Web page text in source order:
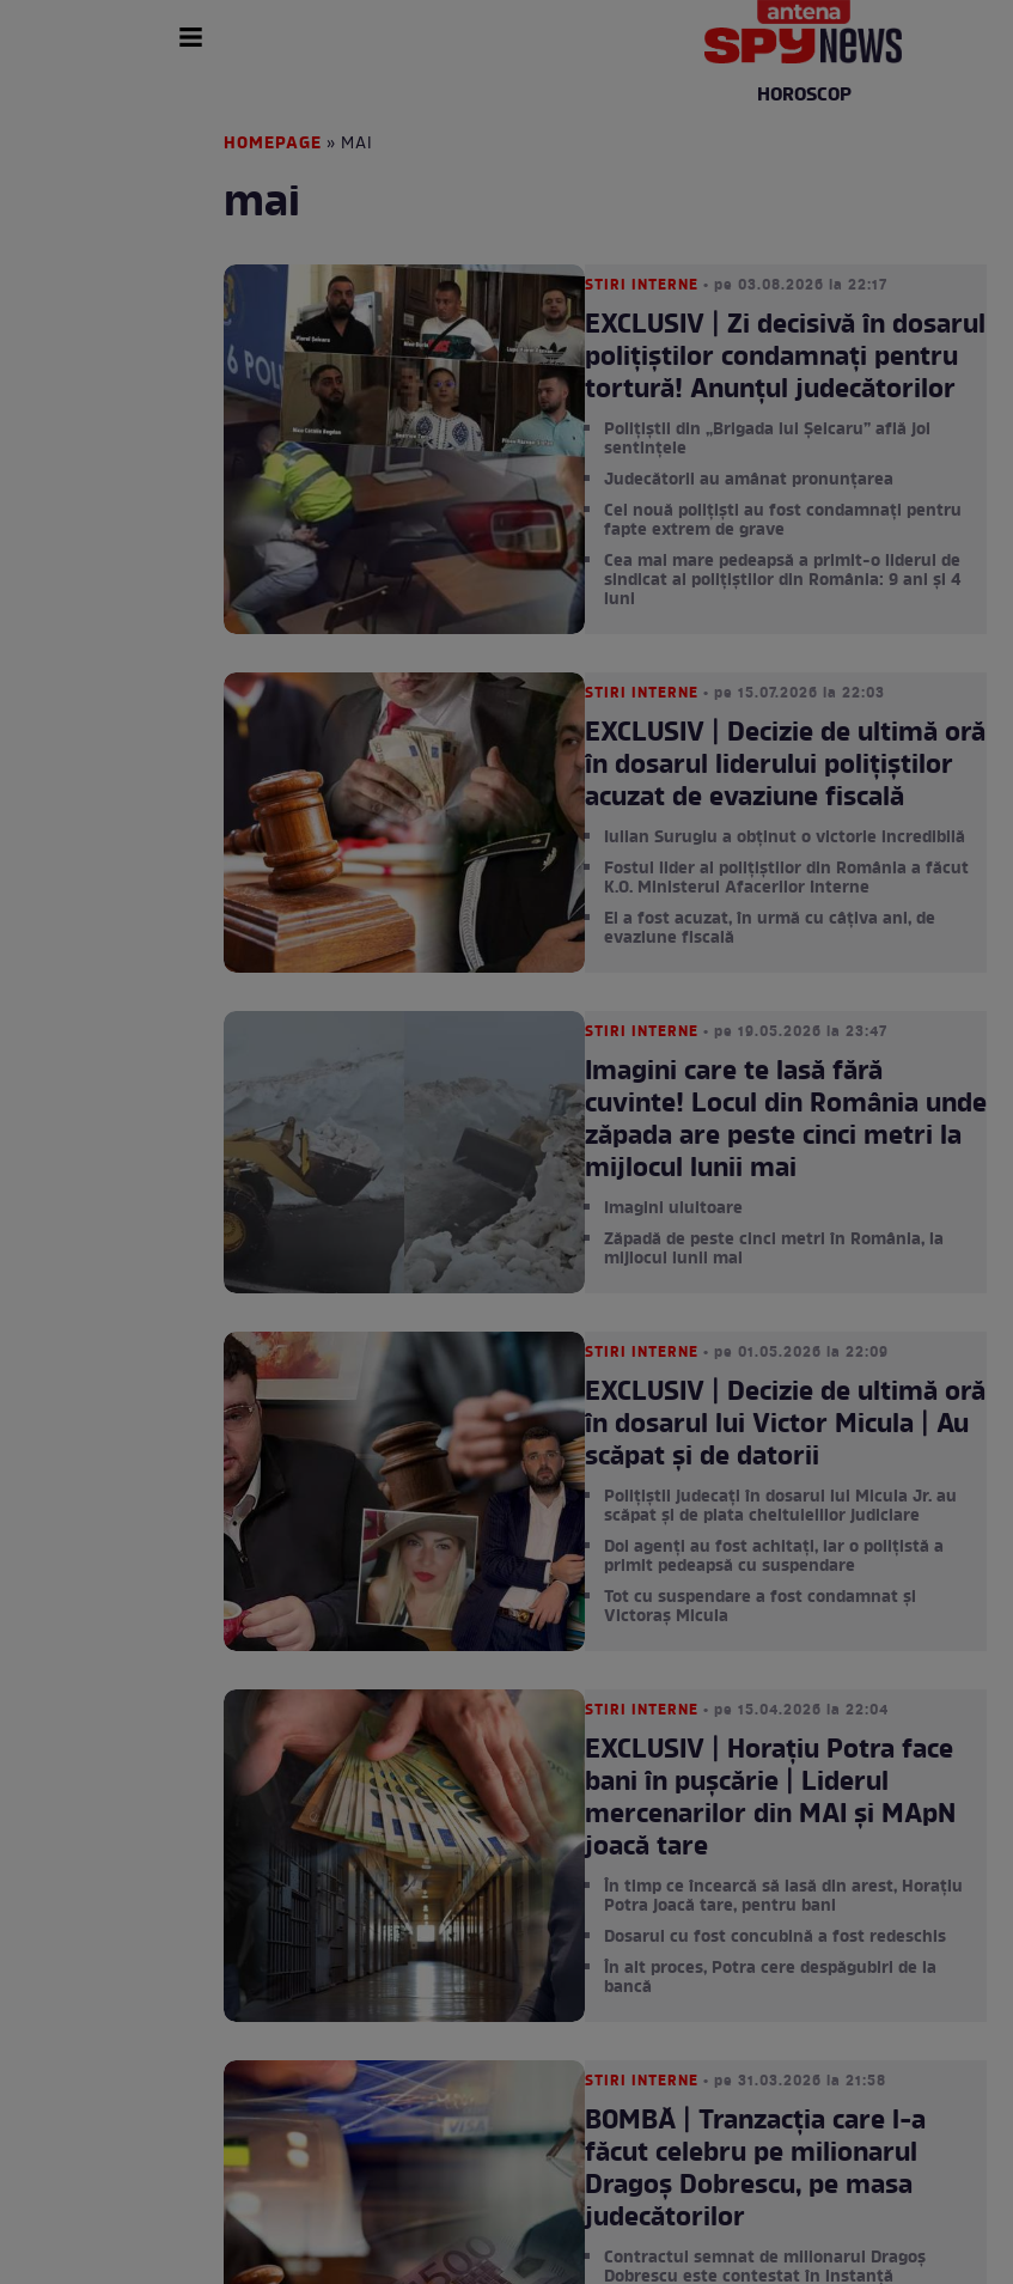
HOROSCOP
HOMEPAGE » MAI
mai
STIRI INTERNE • pe 03.08.2026 la 22:17
EXCLUSIV | Zi decisivă în dosarul
polițiștilor condamnați pentru
tortură! Anunțul judecătorilor
Polițiștii din „Brigada lui Șeicaru” află joi
sentințele
Judecătorii au amânat pronunțarea
Cei nouă polițiști au fost condamnați pentru
fapte extrem de grave
Cea mai mare pedeapsă a primit-o liderul de
sindicat al polițiștilor din România: 9 ani și 4
luni
STIRI INTERNE • pe 15.07.2026 la 22:03
EXCLUSIV | Decizie de ultimă oră
în dosarul liderului polițiștilor
acuzat de evaziune fiscală
Iulian Surugiu a obținut o victorie incredibilă
Fostul lider al polițiștilor din România a făcut
K.O. Ministerul Afacerilor Interne
El a fost acuzat, în urmă cu câțiva ani, de
evaziune fiscală
STIRI INTERNE • pe 19.05.2026 la 23:47
Imagini care te lasă fără
cuvinte! Locul din România unde
zăpada are peste cinci metri la
mijlocul lunii mai
Imagini uluitoare
Zăpadă de peste cinci metri în România, la
mijlocul lunii mai
STIRI INTERNE • pe 01.05.2026 la 22:09
EXCLUSIV | Decizie de ultimă oră
în dosarul lui Victor Micula | Au
scăpat și de datorii
Polițiștii judecați în dosarul lui Micula Jr. au
scăpat și de plata cheltuielilor judiciare
Doi agenți au fost achitați, iar o polițistă a
primit pedeapsă cu suspendare
Tot cu suspendare a fost condamnat și
Victoraș Micula
STIRI INTERNE • pe 15.04.2026 la 22:04
EXCLUSIV | Horațiu Potra face
bani în pușcărie | Liderul
mercenarilor din MAI și MApN
joacă tare
În timp ce încearcă să iasă din arest, Horațiu
Potra joacă tare, pentru bani
Dosarul cu fost concubină a fost redeschis
În alt proces, Potra cere despăgubiri de la
bancă
STIRI INTERNE • pe 31.03.2026 la 21:58
BOMBĂ | Tranzacția care l-a
făcut celebru pe milionarul
Dragoș Dobrescu, pe masa
judecătorilor
Contractul semnat de milionarul Dragoș
Dobrescu este contestat în instanță